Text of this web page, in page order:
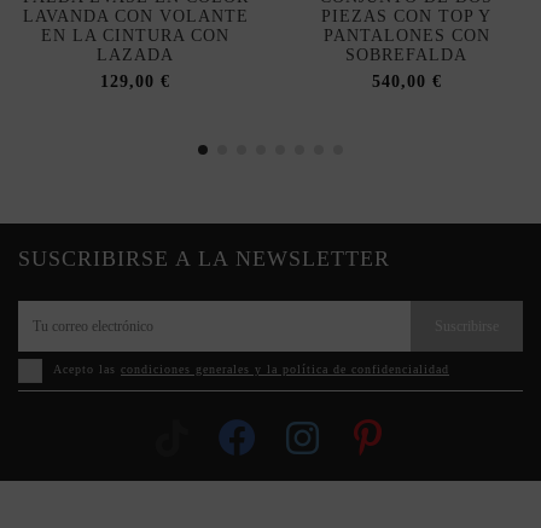
LAVANDA CON VOLANTE
EN LA CINTURA CON
LAZADA
129,00 €
PIEZAS CON TOP Y
PANTALONES CON
SOBREFALDA
540,00 €
SUSCRIBIRSE A LA NEWSLETTER
Acepto las condiciones generales y la política de confidencialidad